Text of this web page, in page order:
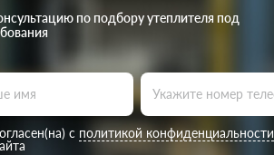
по подбору утеплителя под
с политикой конфиденциальности